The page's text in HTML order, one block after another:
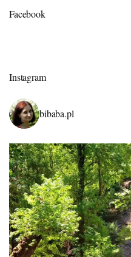
Facebook
Instagram
bibaba.pl